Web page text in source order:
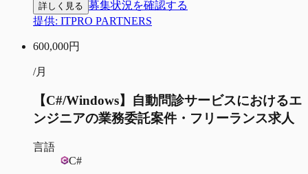
詳しく見る 募集状況を確認する
提供: ITPRO PARTNERS
600,000円
/月
【C#/Windows】自動問診サービスにおけるエ
ンジニアの業務委託案件・フリーランス求人
言語
C#